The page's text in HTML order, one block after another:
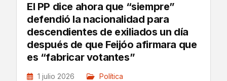
El PP dice ahora que “siempre”
defendió la nacionalidad para
descendientes de exiliados un día
después de que Feijóo afirmara que
es “fabricar votantes”
1 julio 2026 Política